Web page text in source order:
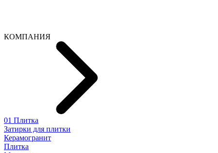
КОМПАНИЯ
01 Плитка
Затирки для плитки
Керамогранит
Плитка